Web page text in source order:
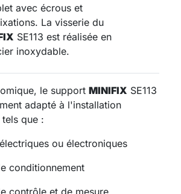
avec écrous et
La visserie du
SE113 est réalisée en
inoxydable.
le support MINIFIX SE113
adapté à l'installation
que :
ou électroniques
conditionnement
contrôle et de mesure